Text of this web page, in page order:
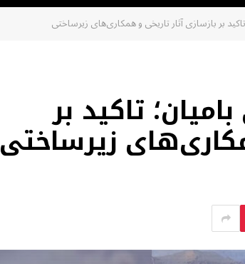
بر بازسازی آثار تاریخی و همکاری‌های زیرساختی
تاکید بر
زیرساختی